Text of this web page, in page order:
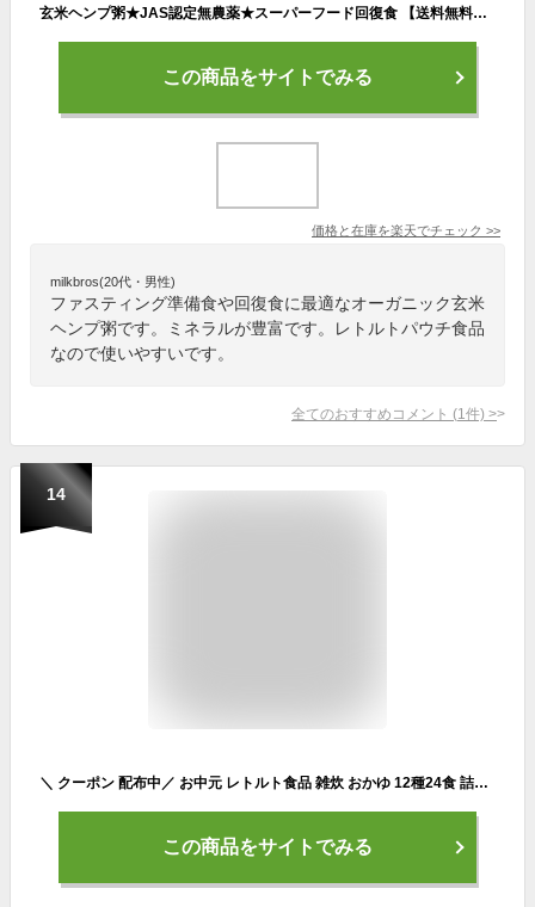
玄米ヘンプ粥★JAS認定無農薬★スーパーフード回復食 【送料無料】53kcal／玄米ヘンプ粥★JAS認定無農薬★スーパーフード回復食,オーガニック,無農薬,美味しいお粥,ヘンプ粥
この商品をサイトでみる
価格と在庫を楽天でチェック >>
milkbros(20代・男性)
ファスティング準備食や回復食に最適なオーガニック玄米
ヘンプ粥です。ミネラルが豊富です。レトルトパウチ食品
なので使いやすいです。
全てのおすすめコメント (1 件) >
14
＼ クーポン 配布中／ お中元 レトルト食品 雑炊 おかゆ 12種24食 詰め合わせ セット 【 送料無料 沖縄以外】 テーブルランド レトルト 惣菜 常温保存 国産 コシヒカリ レンジ 湯煎 一人暮らし 高齢者 仕送り 備蓄 非常食 保存食 防災 敬老の日 2024 ギフト
この商品をサイトでみる